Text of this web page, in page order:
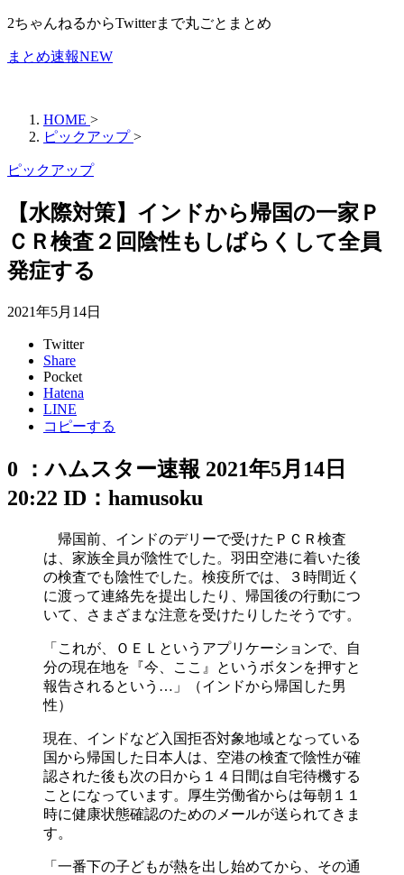
2ちゃんねるからTwitterまで丸ごとまとめ
まとめ速報NEW
HOME >
ピックアップ >
ピックアップ
【水際対策】インドから帰国の一家Ｐ
ＣＲ検査２回陰性もしばらくして全員
発症する
2021年5月14日
Twitter
Share
Pocket
Hatena
LINE
コピーする
0 ：ハムスター速報 2021年5月14日
20:22 ID：hamusoku
帰国前、インドのデリーで受けたＰＣＲ検査
は、家族全員が陰性でした。羽田空港に着いた後
の検査でも陰性でした。検疫所では、３時間近く
に渡って連絡先を提出したり、帰国後の行動につ
いて、さまざまな注意を受けたりしたそうです。
「これが、ＯＥＬというアプリケーションで、自
分の現在地を『今、ここ』というボタンを押すと
報告されるという…」（インドから帰国した男
性）
現在、インドなど入国拒否対象地域となっている
国から帰国した日本人は、空港の検査で陰性が確
認された後も次の日から１４日間は自宅待機する
ことになっています。厚生労働省からは毎朝１１
時に健康状態確認のためのメールが送られてきま
す。
「一番下の子どもが熱を出し始めてから、その通